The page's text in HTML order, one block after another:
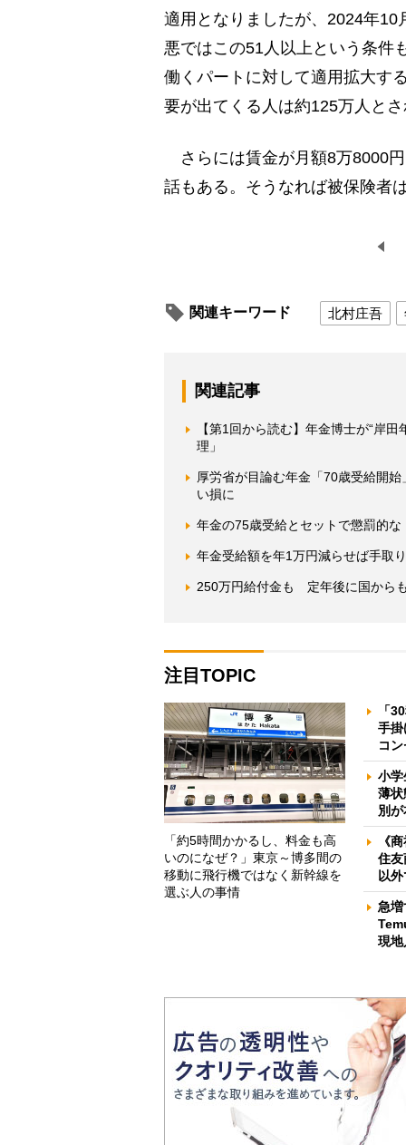
適用となりましたが、2024年
悪ではこの51人以上という条件
働くパートに対して適用拡大す
要が出てくる人は約125万人と
さらには賃金が月額8万8000
話もある。そうなれば被保険者
関連キーワード 北村庄吾
関連記事
【第1回から読む】年金博士が“岸
理」
厚労省が目論む年金「70歳受給開
い損に
年金の75歳受給とセットで懲罰的
年金受給額を年1万円減らせば手取
250万円給付金も 定年後に国から
注目TOPIC
「約5時間かかるし、料金も高
いのになぜ？」東京～博多間の
移動に飛行機ではなく新幹線を
選ぶ人の事情
「
手
コ
小
薄
別
《
住
以
急
現地